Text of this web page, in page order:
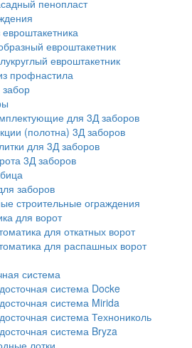
пенопласт
евроштакетник
евроштакетник
профнастила
для 3Д заборов
(полотна) 3Д заборов
для 3Д заборов
3Д заборов
заборов
строительные ограждения
для ворот
для откатных ворот
для распашных ворот
система
система Docke
система Mirida
система Технониколь
система Bryza